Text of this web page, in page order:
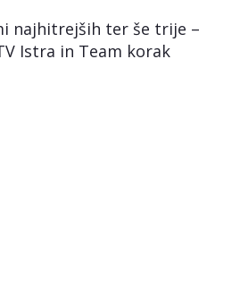
najhitrejših ter še trije –
Istra in Team korak